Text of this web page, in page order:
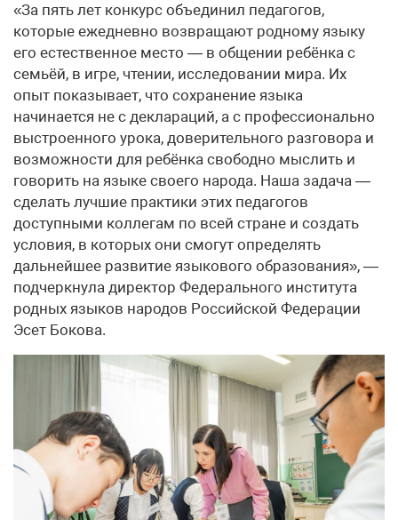
«За пять лет конкурс объединил педагогов,
которые ежедневно возвращают родному языку
его естественное место — в общении ребёнка с
семьёй, в игре, чтении, исследовании мира. Их
опыт показывает, что сохранение языка
начинается не с деклараций, а с профессионально
выстроенного урока, доверительного разговора и
возможности для ребёнка свободно мыслить и
говорить на языке своего народа. Наша задача —
сделать лучшие практики этих педагогов
доступными коллегам по всей стране и создать
условия, в которых они смогут определять
дальнейшее развитие языкового образования», —
подчеркнула директор Федерального института
родных языков народов Российской Федерации
Эсет Бокова.